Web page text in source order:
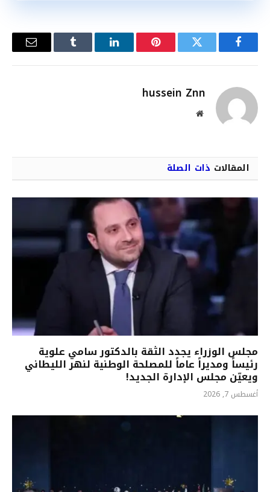
فيسبوك تويتر بينتيريستلينكدإن Tumblr
البريد
hussein Znn
موقع
المقالات ذات الصلة
مجلس الوزراء يجدد الثقة بالدكتور سامي علوية
رئيساً ومديراً عاماً للمصلحة الوطنية لنهر الليطاني
ويعيّن مجلس الإدارة الجديد!
أغسطس 7, 2026